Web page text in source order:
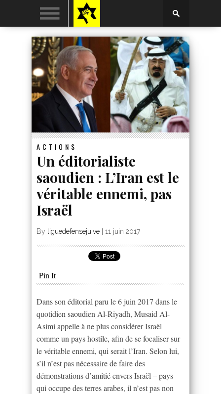
ACTIONS
Un éditorialiste
saoudien : L’Iran est le
véritable ennemi, pas
Israël
By liguedefensejuive 11 juin 2017
Pin It
Dans son éditorial paru le 6 juin 2017 dans le
quotidien saoudien Al-Riyadh, Musaid Al-
Asimi appelle à ne plus considérer Israël
comme un pays hostile, afin de se focaliser sur
le véritable ennemi, qui serait l’Iran. Selon lui,
s’il n’est pas nécessaire de faire des
démonstrations d’amitié envers Israël – pays
qui occupe des terres arabes, il n’est pas non